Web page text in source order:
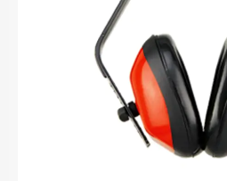
zgomot. Designul produsului ia în
aerului pentru a reduce problema
de purtarea pe termen lung și pentru